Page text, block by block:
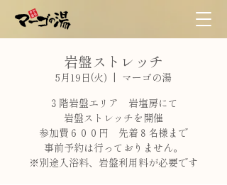
岩盤ストレッチ
5月19日(火)
  |
マーゴの湯
３階岩盤エリア 岩塩房にて
岩盤ストレッチを開催
参加費６００円 先着８名様まで
事前予約は行っておりません。
※別途入浴料、岩盤利用料が必要です